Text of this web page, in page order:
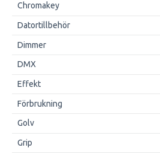
Chromakey
Datortillbehör
Dimmer
DMX
Effekt
Förbrukning
Golv
Grip